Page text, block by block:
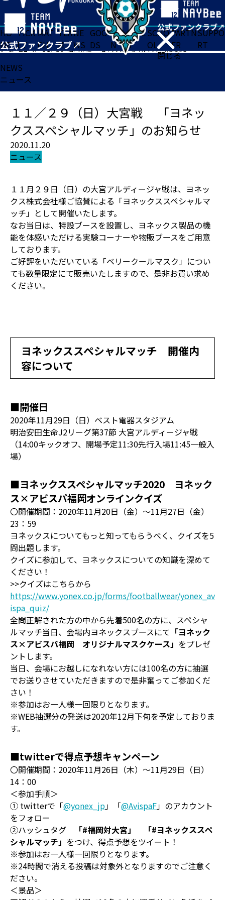
閉じる
HO
ME
TICK
ET
MAT
CH
TEA
M
NE
WS
GOO
DS
FA
N
ACADE
MY
SCHO
OL
PARTN
ER
SUPPO
RT
ホーム>ニュース>１１／２９（日）大宮戦 「ヨネックススペシャルマッチ」のお知らせ
NEWS
ニュース
１１／２９（日）大宮戦 「ヨネッ
クススペシャルマッチ」のお知らせ
2020.11.20
ニュース
１１月２９日（日）の大宮アルディージャ戦は、ヨネッ
クス株式会社様ご協賛による「ヨネックススペシャルマ
ッチ」として開催いたします。
なお当日は、特設ブースを設置し、ヨネックス製品の機
能を体感いただける実験コーナーや物販ブースをご用意
しております。
ご好評をいただいている「ベリークールマスク」につい
ても数量限定にて販売いたしますので、是非お買い求め
ください。
ヨネックススペシャルマッチ 開催内
容について
■開催日
2020年11月29日（日）ベスト電器スタジアム
明治安田生命J2リーグ第37節 大宮アルディージャ戦
（14:00キックオフ、開場予定11:30先行入場11:45一般入
場）
■ヨネックススペシャルマッチ2020 ヨネック
ス×アビスパ福岡オンラインクイズ
〇開催期間：2020年11月20日（金）～11月27日（金）
23：59
ヨネックスについてもっと知ってもらうべく、クイズを5
問出題します。
クイズに参加して、ヨネックスについての知識を深めて
ください！
>>クイズはこちらから
https://www.yonex.co.jp/forms/footballwear/yonex_av
ispa_quiz/
全問正解された方の中から先着500名の方に、スペシャ
ルマッチ当日、会場内ヨネックスブースにて 「ヨネック
ス×アビスパ福岡 オリジナルマスクケース」 をプレゼ
ントします。
当日、会場にお越しになれない方には100名の方に抽選
でお送りさせていただきますので是非奮ってご参加くだ
さい！
※参加はお一人様一回限りとなります。
※WEB抽選分の発送は2020年12月下旬を予定しておりま
す。
■twitterで得点予想キャンペーン
〇開催期間：2020年11月26日（木）～11月29日（日）
14：00
＜参加手順＞
① twitterで「@yonex_jp」「@AvispaF」のアカウント
をフォロー
②ハッシュタグ
「#福岡対大宮」 「#ヨネックススペ
シャルマッチ」 をつけ、得点予想をツイート！
※参加はお一人様一回限りとなります。
※24時間で消える投稿は対象外となりますのでご注意く
ださい。
＜景品＞